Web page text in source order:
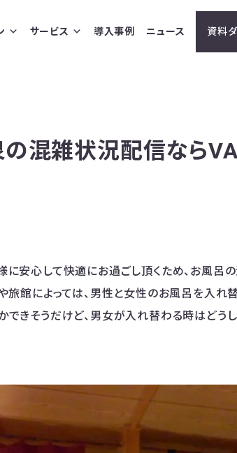
サービス 導入事例 ニュース 資料
混雑状況配信なら
に安心して快適にお過ごし頂くため、お風呂
旅館によっては、男性と女性のお風呂を入れ
できそうだけど、男女が入れ替わる時はどう